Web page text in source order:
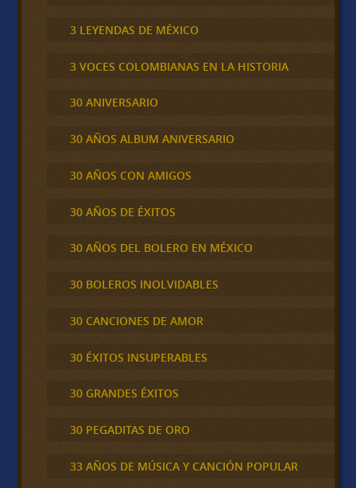
3 LEYENDAS DE MÉXICO
3 VOCES COLOMBIANAS EN LA HISTORIA
30 ANIVERSARIO
30 AÑOS ALBUM ANIVERSARIO
30 AÑOS CON AMIGOS
30 AÑOS DE ÉXITOS
30 AÑOS DEL BOLERO EN MÉXICO
30 BOLEROS INOLVIDABLES
30 CANCIONES DE AMOR
30 ÉXITOS INSUPERABLES
30 GRANDES ÉXITOS
30 PEGADITAS DE ORO
33 AÑOS DE MÚSICA Y CANCIÓN POPULAR